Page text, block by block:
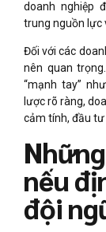
doanh nghiệp
trung nguồn lực
Đối với các
nên quan
“mạnh tay”
lược rõ ràng,
cảm tính, đầu tư
nếu
đội